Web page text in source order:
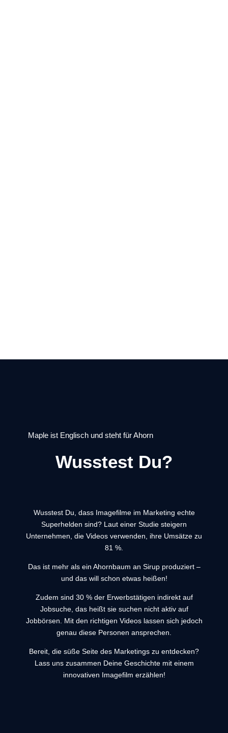
Maple ist Englisch und steht für Ahorn
Wusstest Du?
Wusstest Du, dass Imagefilme im Marketing echte
Superhelden sind? Laut einer Studie steigern
Unternehmen, die Videos verwenden, ihre Umsätze zu
81 %.
Das ist mehr als ein Ahornbaum an Sirup produziert –
und das will schon etwas heißen!
Zudem sind 30 % der Erwerbstätigen indirekt auf
Jobsuche, das heißt sie suchen nicht aktiv auf
Jobbörsen. Mit den richtigen Videos lassen sich jedoch
genau diese Personen ansprechen.
Bereit, die süße Seite des Marketings zu entdecken?
Lass uns zusammen Deine Geschichte mit einem
innovativen Imagefilm erzählen!